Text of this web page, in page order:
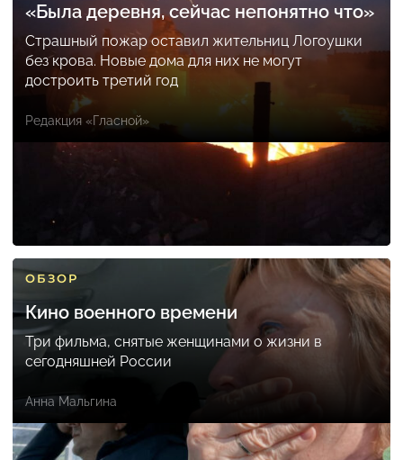
«Была деревня, сейчас непонятно что»
Страшный пожар оставил жительниц Логоушки
без крова. Новые дома для них не могут
достроить третий год
Редакция «Гласной»
ОБЗОР
Кино военного времени
Три фильма, снятые женщинами о жизни в
сегодняшней России
Анна Мальгина